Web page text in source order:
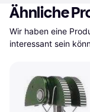
Ähnliche
Wir haben eine
interessant sein